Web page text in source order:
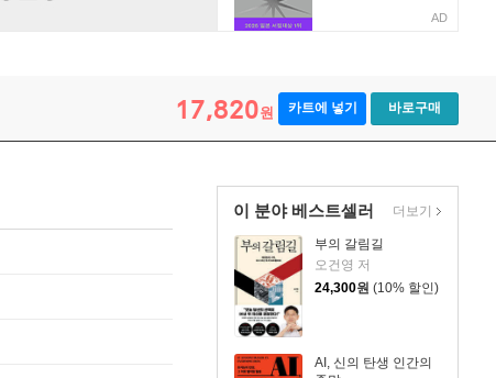
AD
17,820원 카트에 넣기 바로구매
이 분야 베스트셀러
부의 갈림길
오건영 저
24,300원 (10% 할인)
AI, 신의 탄생 인간의
더보기